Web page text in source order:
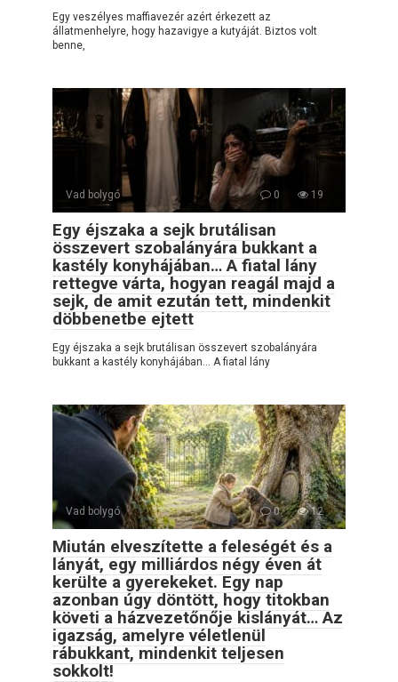
Egy veszélyes maffiavezér azért érkezett az
állatmenhelyre, hogy hazavigye a kutyáját. Biztos volt
benne,
Vad bolygó 0 19
Egy éjszaka a sejk brutálisan
összevert szobalányára bukkant a
kastély konyhájában… A fiatal lány
rettegve várta, hogyan reagál majd a
sejk, de amit ezután tett, mindenkit
döbbenetbe ejtett
Egy éjszaka a sejk brutálisan összevert szobalányára
bukkant a kastély konyhájában… A fiatal lány
Vad bolygó 0 12
Miután elveszítette a feleségét és a
lányát, egy milliárdos négy éven át
kerülte a gyerekeket. Egy nap
azonban úgy döntött, hogy titokban
követi a házvezetőnője kislányát… Az
igazság, amelyre véletlenül
rábukkant, mindenkit teljesen
sokkolt!